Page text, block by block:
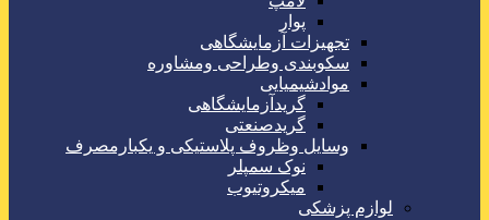
پوار
تجهیزات آزمایشگاهی
سکوبندی وطراحی ومشاوره
موادشیمیایی
گریدآزمایشگاهی
گریدصنعتی
وسایل وظروف پلاستیکی و یکبارمصرف
نوک سمپلر
میکروتیوب
لوازم پزشکی